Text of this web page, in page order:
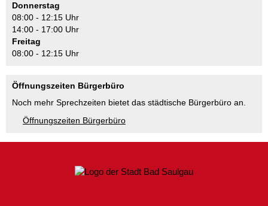
Donnerstag
08:00 - 12:15 Uhr
14:00 - 17:00 Uhr
Freitag
08:00 - 12:15 Uhr
Öffnungszeiten Bürgerbüro
Noch mehr Sprechzeiten bietet das städtische Bürgerbüro an.
Öffnungszeiten Bürgerbüro